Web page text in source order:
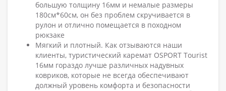
большую толщину 16мм и немалые размеры
180см*60см, он без проблем скручивается в
рулон и отлично помещается в походном
рюкзаке
Мягкий и плотный. Как отзываются наши
клиенты, туристический каремат OSPORT Tourist
16мм гораздо лучше различных надувных
ковриков, которые не всегда обеспечивают
должный уровень комфорта и безопасности